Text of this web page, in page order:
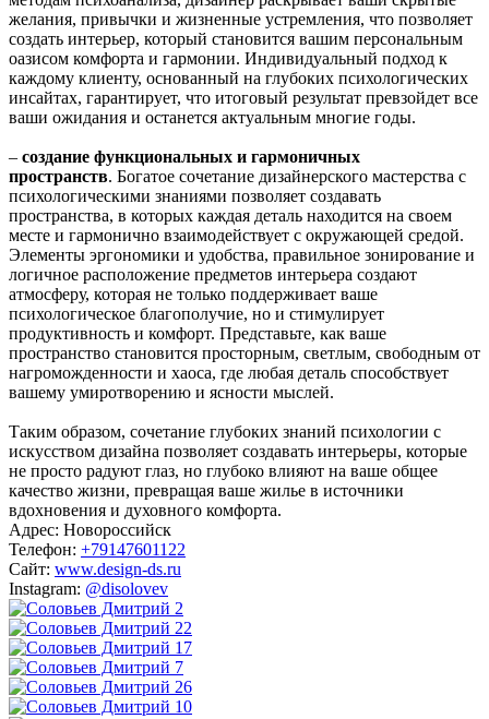
желания, привычки и жизненные устремления, что позволяет
создать интерьер, который становится вашим персональным
оазисом комфорта и гармонии. Индивидуальный подход к
каждому клиенту, основанный на глубоких психологических
инсайтах, гарантирует, что итоговый результат превзойдет все
ваши ожидания и останется актуальным многие годы.
– создание функциональных и гармоничных
пространств. Богатое сочетание дизайнерского мастерства с
психологическими знаниями позволяет создавать
пространства, в которых каждая деталь находится на своем
месте и гармонично взаимодействует с окружающей средой.
Элементы эргономики и удобства, правильное зонирование и
логичное расположение предметов интерьера создают
атмосферу, которая не только поддерживает ваше
психологическое благополучие, но и стимулирует
продуктивность и комфорт. Представьте, как ваше
пространство становится просторным, светлым, свободным от
нагроможденности и хаоса, где любая деталь способствует
вашему умиротворению и ясности мыслей.
Таким образом, сочетание глубоких знаний психологии с
искусством дизайна позволяет создавать интерьеры, которые
не просто радуют глаз, но глубоко влияют на ваше общее
качество жизни, превращая ваше жилье в источники
вдохновения и духовного комфорта.
Адрес: Новороссийск
Телефон: +79147601122
Сайт: www.design-ds.ru
Instagram: @disolovev